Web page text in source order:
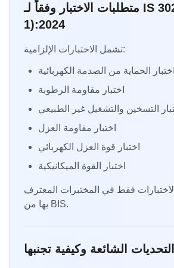
متطلبات الاختبار وفقاً لـ IS 302 (الجزء
1):2024
تشمل الاختبارات الإلزامية:
اختبار الحماية من الصدمة الكهربائية
اختبار مقاومة الرطوبة
التسخين والتشغيل غير الطبيعي
اختبار مقاومة العزل
اختبار قوة العزل الكهربائي
اختبار القوة الميكانيكية
فقط في المختبرات المعترف
بها من BIS.
التحديات الشائعة وكيفية تجنبها